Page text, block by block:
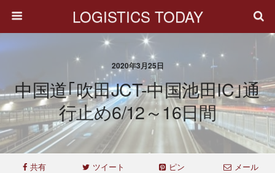
LOGISTICS TODAY
2020年3月25日
中国道｢吹田JCT-中国池田IC｣通
行止め6/12～16日間
共有 ツイート ピン メール